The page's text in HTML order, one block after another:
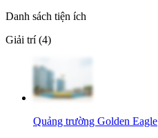
Danh sách tiện ích
Giải trí (4)
Quảng trường Golden Eagle